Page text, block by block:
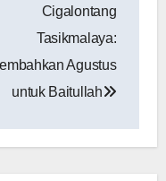
‎Cigalontang
Tasikmalaya:
Agustus
untuk Baitullah